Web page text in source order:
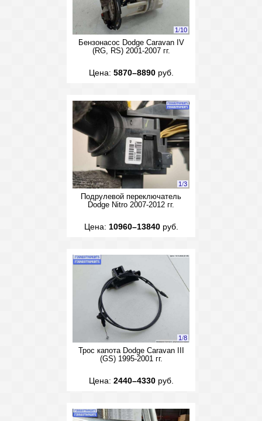
1/10
Бензонасос Dodge Caravan IV
(RG, RS) 2001-2007 гг.
Цена: 5870–8890руб.
1/3
Подрулевой переключатель
Dodge Nitro 2007-2012 гг.
Цена: 10960–13840руб.
1/8
Трос капота Dodge Caravan III
(GS) 1995-2001 гг.
Цена: 2440–4330руб.